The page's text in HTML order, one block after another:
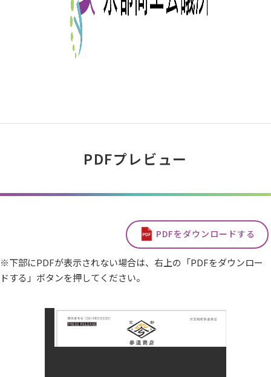
PDFプレビュー
PDFをダウンロードする
※下部にPDFが表示されない場合は、右上の「PDFをダウンロー
ドする」ボタンを押してください。